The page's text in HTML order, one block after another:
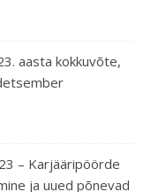
aasta kokkuvõte,
– Karjääripöörde
ja uued põnevad